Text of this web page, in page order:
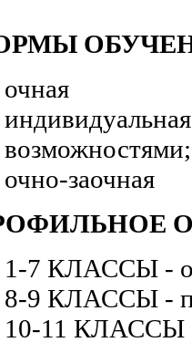
очная
возможностями;
очно-заочная
1-7 КЛАССЫ -
8-9 КЛАССЫ -
10-11 КЛАССЫ